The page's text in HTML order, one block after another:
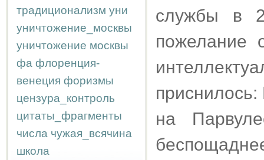
традиционализм уни
уничтожение_москвы
уничтожение москвы
фа флоренция-
венеция форизмы
цензура_контроль
цитаты_фрагменты
числа чужая_всячина
школа
службы в
пожелание
на